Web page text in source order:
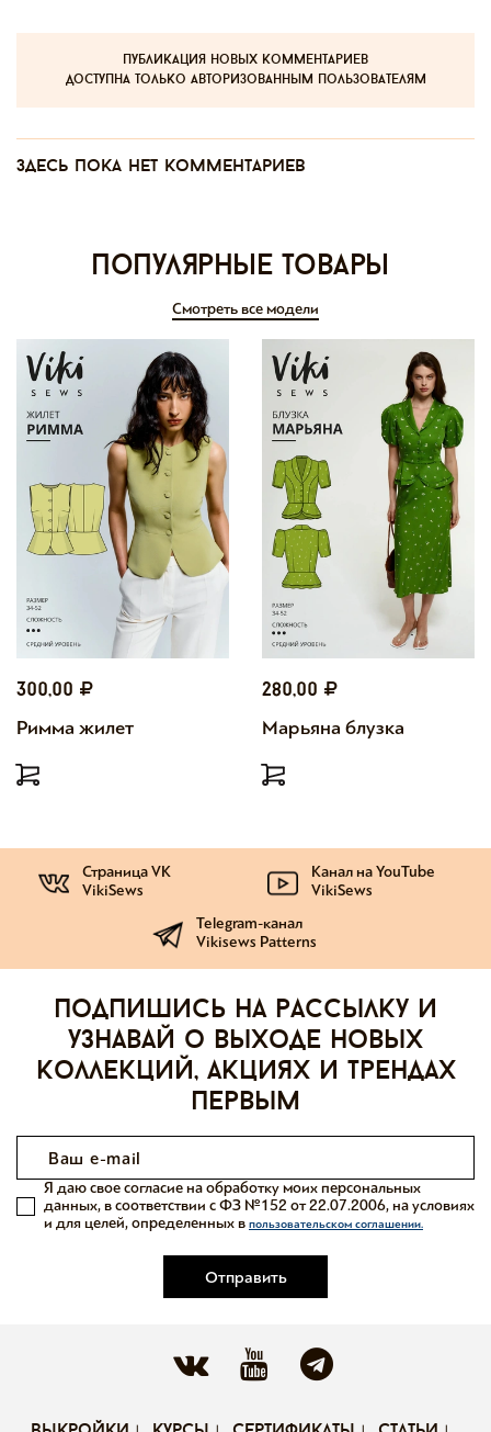
публикация новых комментариев
доступна только авторизованным пользователям
Здесь пока нет комментариев
Популярные товары
Смотреть все модели
300,00
Римма жилет
280,00
Марьяна блузка
Страница VK
VikiSews
Канал на YouTube
VikiSews
Telegram-канал
Vikisews Patterns
Подпишись на рассылку и
узнавай о выходе новых
коллекций, акциях и трендах
первым
Отправить
Я даю свое согласие на обработку моих персональных
данных, в соответствии с ФЗ №152 от 22.07.2006, на условиях
и для целей, определенных в пользовательском соглашении.